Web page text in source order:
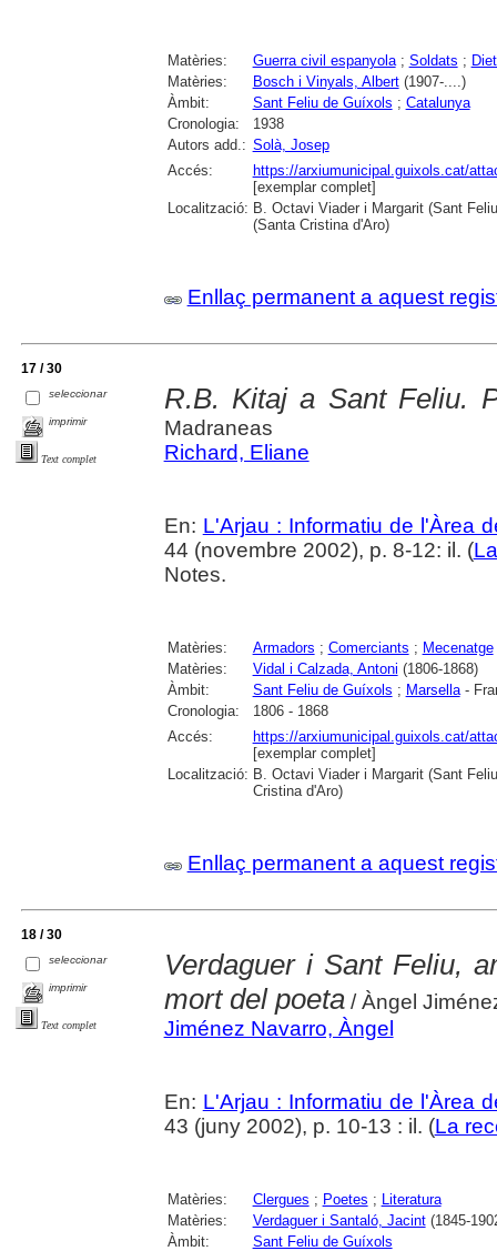
Matèries: Guerra civil espanyola; Soldats ;
Matèries:
Bosch i Vinyals, Albert(1907-....)
Àmbit:
Sant Feliu de Guíxols ; Catalunya
Cronologia:
1938
Autors add.: Solà, Josep
Accés:
https://arxiumunicipal.guixols.cat/
[exemplar complet]
Localització: B. Octavi Viader i Margarit (Sant
(Santa Cristina d'Aro)
Enllaç permanent a aquest
17 / 30
seleccionar
imprimir
Text complet
R.B. Kitaj a Sant Feliu.
Madraneas
Richard, Eliane
En: L'Arjau : Informatiu de l'Àrea
44 (novembre 2002), p. 8-12: il. (
Notes.
Matèries: Armadors ; Comerciants ; Mecenatge
Matèries:
Vidal i Calzada, Antoni (1806-1868)
Àmbit:
Sant Feliu de Guíxols ; Marsella-
Cronologia:
1806 - 1868
Accés:
https://arxiumunicipal.guixols.cat/
[exemplar complet]
Localització: B. Octavi Viader i Margarit (Sant
Cristina d'Aro)
Enllaç permanent a aquest
18 / 30
seleccionar
imprimir
Text complet
Verdaguer i Sant Feliu,
mort del poeta/ Àngel
Jiménez Navarro, Àngel
En: L'Arjau : Informatiu de l'Àrea
43 (juny 2002), p. 10-13 : il. (La
Matèries: Clergues ; Poetes ; Literatura
Matèries:
Verdaguer i Santaló, Jacint(1845-
Àmbit:
Sant Feliu de Guíxols